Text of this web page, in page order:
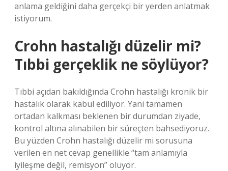
anlama geldiğini daha gerçekçi bir yerden anlatmak
istiyorum.
Crohn hastalığı düzelir mi?
Tıbbi gerçeklik ne söylüyor?
Tıbbi açıdan bakıldığında Crohn hastalığı kronik bir
hastalık olarak kabul ediliyor. Yani tamamen
ortadan kalkması beklenen bir durumdan ziyade,
kontrol altına alınabilen bir süreçten bahsediyoruz.
Bu yüzden Crohn hastalığı düzelir mi sorusuna
verilen en net cevap genellikle “tam anlamıyla
iyileşme değil, remisyon” oluyor.